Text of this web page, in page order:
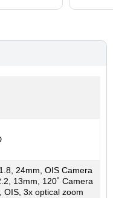
24mm, OIS Camera
13mm, 120˚ Camera
OIS, 3x optical zoom